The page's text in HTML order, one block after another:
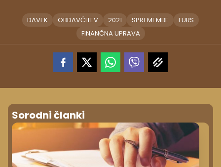
DAVEK OBDAVČITEV 2021 SPREMEMBE
FURS
FINANČNA UPRAVA
Sorodni članki